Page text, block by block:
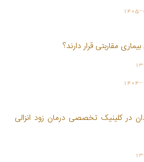
مقاربتی قرار دارند؟
در کلینیک تخصصی درمان زود انزالی